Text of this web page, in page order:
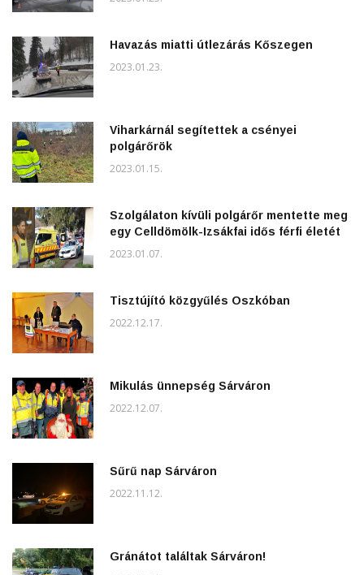
Havazás miatti útlezárás Kőszegen
2023.01.23.
Viharkárnál segítettek a csényei
polgárőrök
2023.01.15.
Szolgálaton kívüli polgárőr mentette meg
egy Celldömölk-Izsákfai idős férfi életét
2023.01.07.
Tisztújító közgyűlés Oszkóban
2022.12.17.
Mikulás ünnepség Sárváron
2022.12.07.
Sűrű nap Sárváron
2022.11.12.
Gránátot találtak Sárváron!